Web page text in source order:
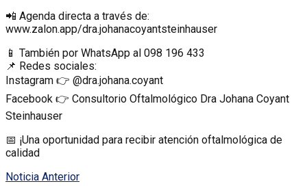
📲 Agenda directa a través de:
www.zalon.app/dra.johanacoyantsteinhauser
📱 También por WhatsApp al 098 196 433
📌 Redes sociales:
Instagram 👉 @dra.johana.coyant
Facebook 👉 Consultorio Oftalmológico Dra Johana Coyant
Steinhauser
📅 ¡Una oportunidad para recibir atención oftalmológica de
calidad
Noticia Anterior